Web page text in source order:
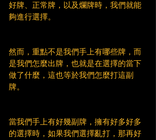
好牌、正常牌，以及爛牌時，我們就能
夠進行選擇。
然而，重點不是我們手上有哪些牌，而
是我們怎麼出牌，也就是在選擇的當下
做了什麼，這也等於我們怎麼打這副
牌。
當我們手上有好幾副牌，擁有好多好多
的選擇時，如果我們選擇亂打，那再好